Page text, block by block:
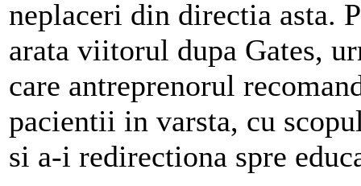
neplaceri din directia asta.
arata viitorul dupa Gates,
care antreprenorul
pacientii in varsta, cu
si a-i redirectiona spre